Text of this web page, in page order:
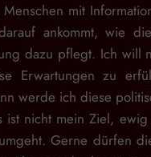
mit
ankommt, wie
dazu pflegt. Ich will
Erwartungen zu
werde ich diese
ist nicht mein Ziel,
Gerne dürfen